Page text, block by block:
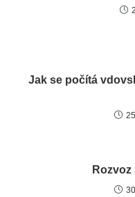
Jak se počítá